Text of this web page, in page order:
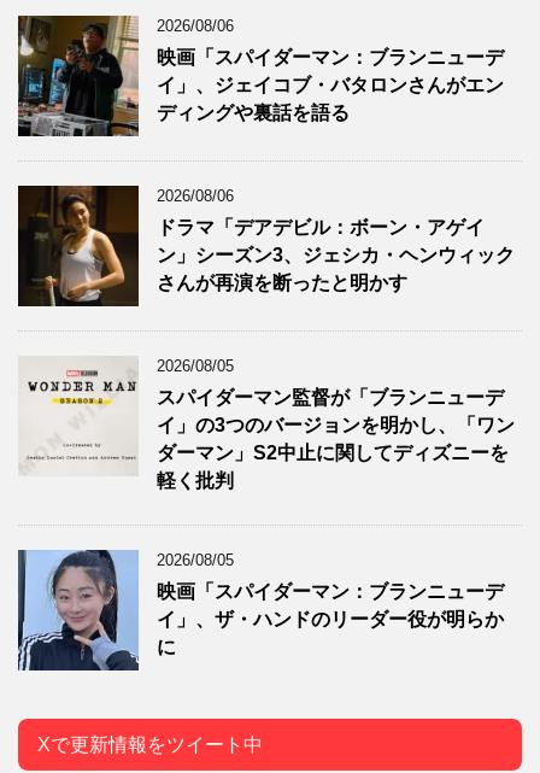
2026/08/06
映画「スパイダーマン：ブランニューデ
イ」、ジェイコブ・バタロンさんがエン
ディングや裏話を語る
2026/08/06
ドラマ「デアデビル：ボーン・アゲイ
ン」シーズン3、ジェシカ・ヘンウィック
さんが再演を断ったと明かす
2026/08/05
スパイダーマン監督が「ブランニューデ
イ」の3つのバージョンを明かし、「ワン
ダーマン」S2中止に関してディズニーを
軽く批判
2026/08/05
映画「スパイダーマン：ブランニューデ
イ」、ザ・ハンドのリーダー役が明らか
に
Xで更新情報をツイート中